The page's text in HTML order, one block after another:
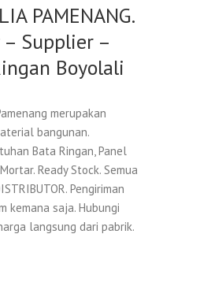
PAMENANG.
Supplier –
Boyolali
merupakan
bangunan.
Bata Ringan, Panel
Ready Stock. Semua
Pengiriman
kemana saja. Hubungi
langsung dari pabrik.